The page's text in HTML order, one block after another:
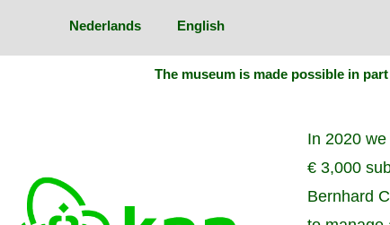
Nederlands English
The museum is made possible in
In 2020 we
€ 3,000
Bernhard